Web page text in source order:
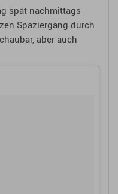
spät nachmittags
Spaziergang durch
aber auch